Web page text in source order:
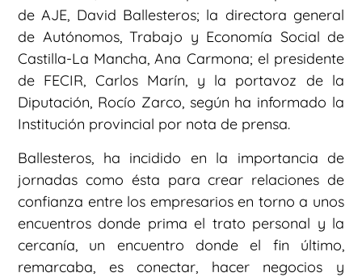
de AJE, David Ballesteros; la directora general
de Autónomos, Trabajo y Economía Social de
Castilla-La Mancha, Ana Carmona; el presidente
de FECIR, Carlos Marín, y la portavoz de la
Diputación, Rocío Zarco, según ha informado la
Institución provincial por nota de prensa.
Ballesteros, ha incidido en la importancia de
jornadas como ésta para crear relaciones de
confianza entre los empresarios en torno a unos
encuentros donde prima el trato personal y la
cercanía, un encuentro donde el fin último,
remarcaba, es conectar, hacer negocios y